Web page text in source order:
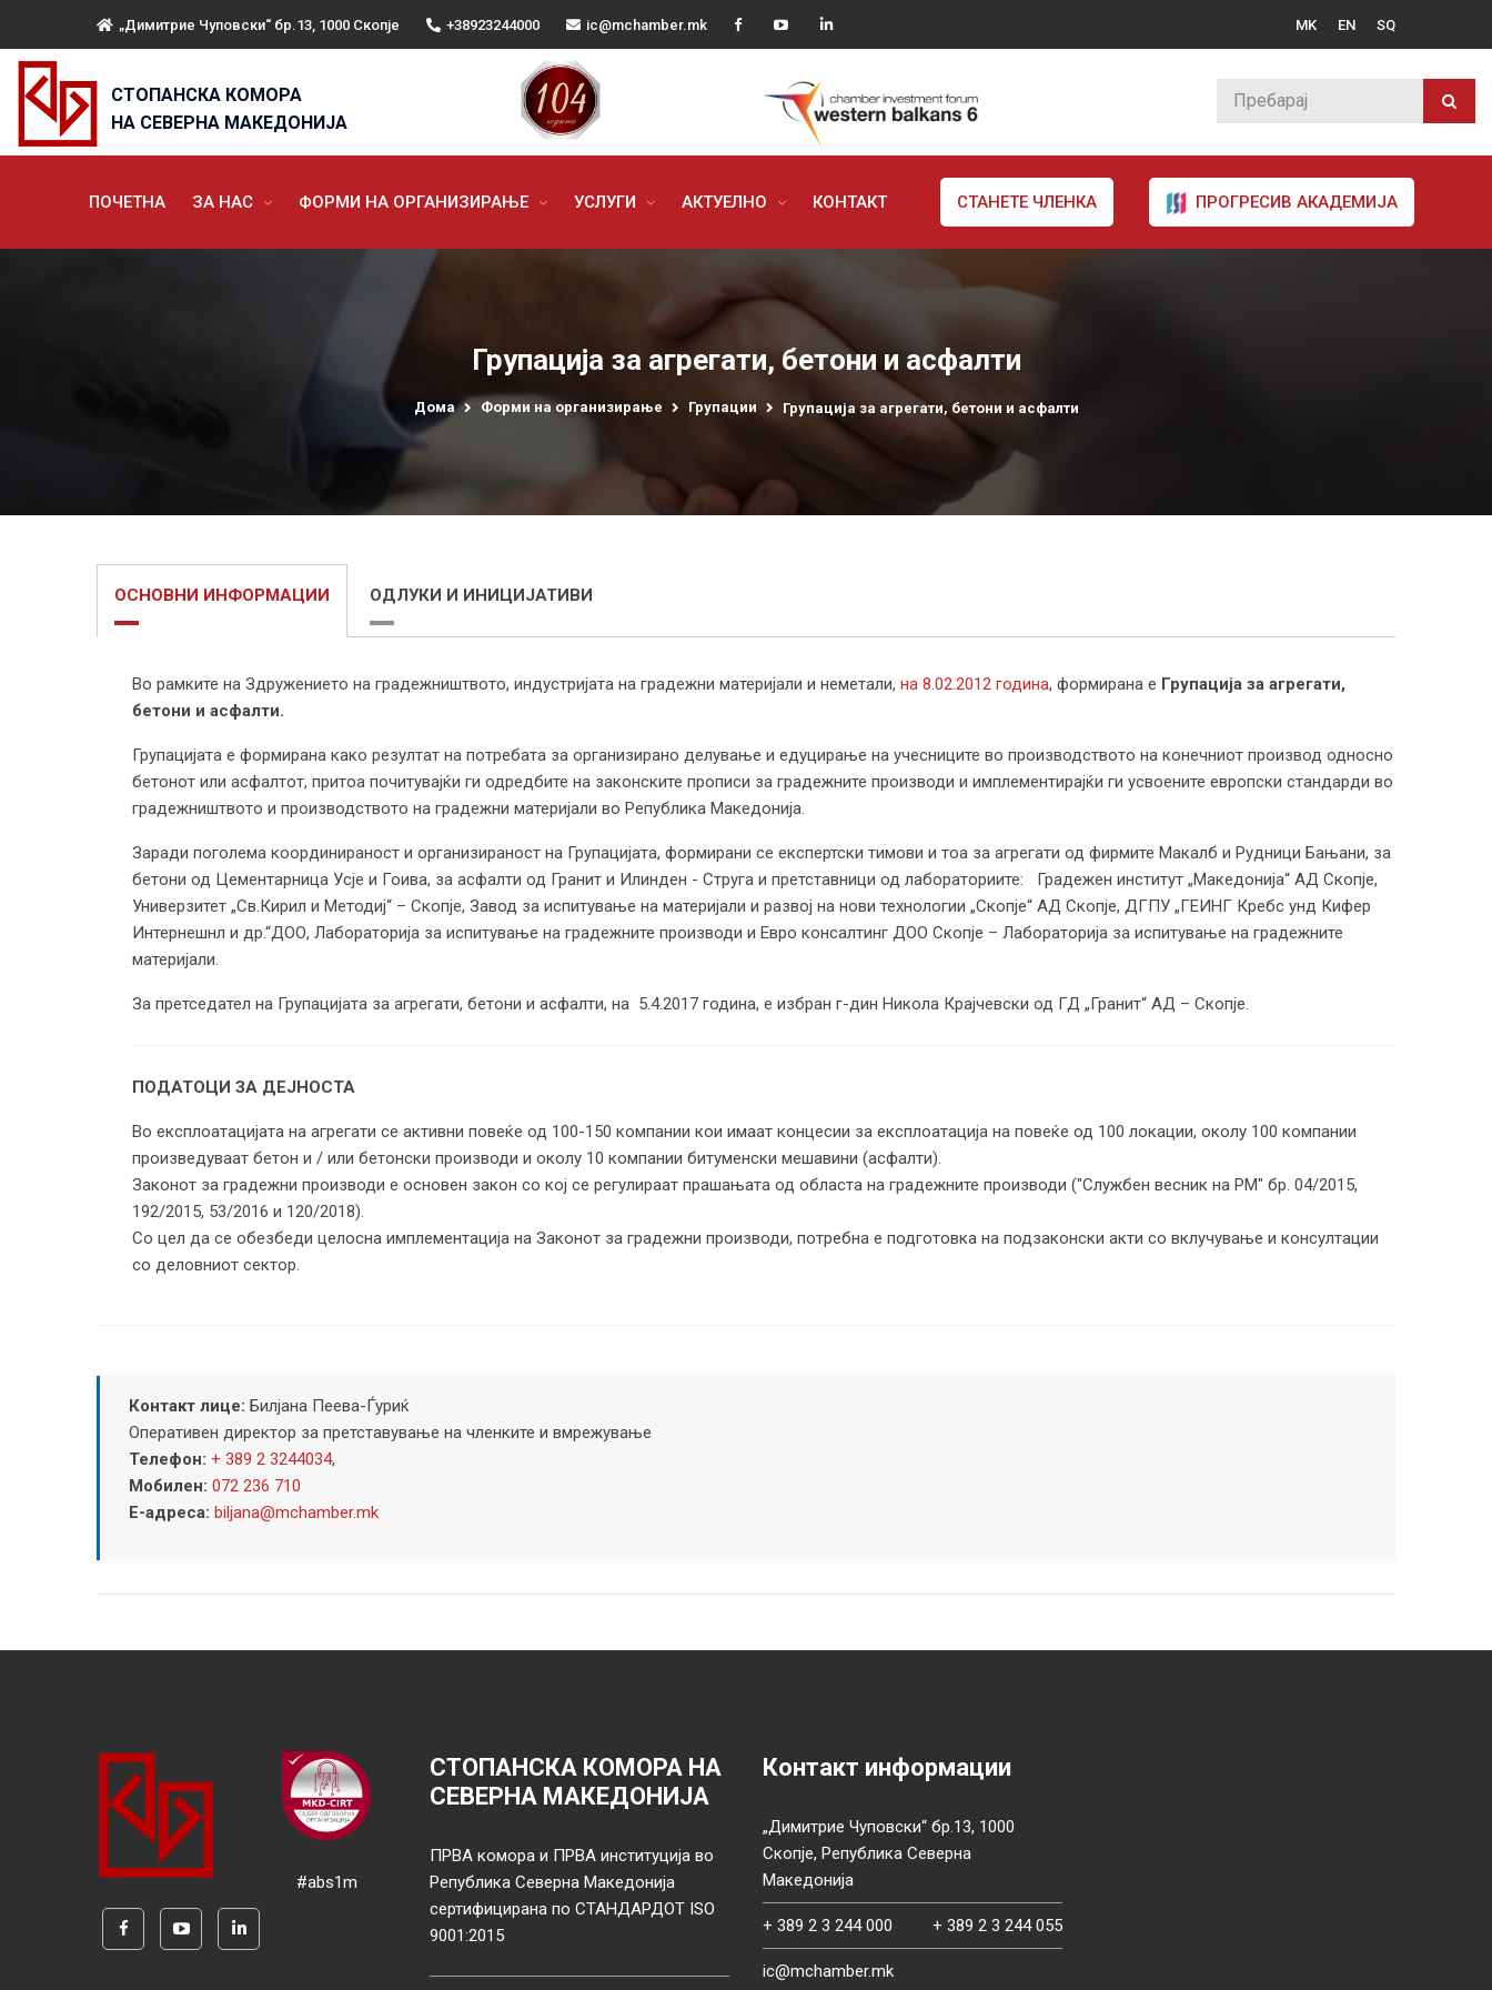
„Димитрие Чуповски“ бр.13, 1000 Скопје +38923244000 ic@mchamber.mk MK EN SQ
СТОПАНСКА КОМОРА
НА СЕВЕРНА МАКЕДОНИЈА
ПОЧЕТНА ЗА НАС ФОРМИ НА ОРГАНИЗИРАЊЕ УСЛУГИ АКТУЕЛНО КОНТАКТ СТАНЕТЕ ЧЛЕНКА ПРОГРЕСИВ АКАДЕМИЈА
Групација за агрегати, бетони и асфалти
Дома Форми на организирање Групации Групација за агрегати, бетони и асфалти
ОСНОВНИ ИНФОРМАЦИИ ОДЛУКИ И ИНИЦИЈАТИВИ
Во рамките на Здружението на градежништвото, индустријата на градежни материјали и неметали, на 8.02.2012 година, формирана е Групација за агрегати,
бетони и асфалти.
Групацијата е формирана како резултат на потребата за организирано делување и едуцирање на учесниците во производството на конечниот производ односно
бетонот или асфалтот, притоа почитувајќи ги одредбите на законските прописи за градежните производи и имплементирајќи ги усвоените европски стандарди во
градежништвото и производството на градежни материјали во Република Македонија.
Заради поголема координираност и организираност на Групацијата, формирани се експертски тимови и тоа за агрегати од фирмите Макалб и Рудници Бањани, за
бетони од Цементарница Усје и Гоива, за асфалти од Гранит и Илинден - Струга и претставници од лабораториите: Градежен институт „Македонија“ АД Скопје,
Универзитет „Св.Кирил и Методиј“ – Скопје, Завод за испитување на материјали и развој на нови технологии „Скопје“ АД Скопје, ДГПУ „ГЕИНГ Кребс унд Кифер
Интернешнл и др.“ДОО, Лабораторија за испитување на градежните производи и Евро консалтинг ДОО Скопје – Лабораторија за испитување на градежните
материјали.
За претседател на Групацијата за агрегати, бетони и асфалти, на 5.4.2017 година, е избран г-дин Никола Крајчевски од ГД „Гранит“ АД – Скопје.
ПОДАТОЦИ ЗА ДЕЈНОСТА
Во експлоатацијата на агрегати се активни повеќе од 100-150 компании кои имаат концесии за експлоатација на повеќе од 100 локации, околу 100 компании
произведуваат бетон и / или бетонски производи и околу 10 компании битуменски мешавини (асфалти).
Законот за градежни производи е основен закон со кој се регулираат прашањата од областа на градежните производи ("Службен весник на РМ" бр. 04/2015,
192/2015, 53/2016 и 120/2018).
Со цел да се обезбеди целосна имплементација на Законот за градежни производи, потребна е подготовка на подзаконски акти со вклучување и консултации
со деловниот сектор.
Контакт лице: Билјана Пеева-Ѓуриќ
Оперативен директор за претставување на членките и вмрежување
Телефон: + 389 2 3244034,
Мобилен: 072 236 710
Е-адреса: biljana@mchamber.mk
#abs1m
СТОПАНСКА КОМОРА НА
СЕВЕРНА МАКЕДОНИЈА
ПРВА комора и ПРВА институција во
Република Северна Македонија
сертифицирана по СТАНДАРДОТ ISO
9001:2015
Контакт информации
„Димитрие Чуповски“ бр.13, 1000
Скопје, Република Северна
Македонија
+ 389 2 3 244 000 + 389 2 3 244 055
ic@mchamber.mk